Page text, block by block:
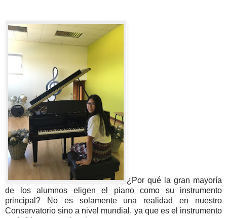
¿Por qué la gran mayoría
de los alumnos eligen el piano como su instrumento
principal? No es solamente una realidad en nuestro
Conservatorio sino a nivel mundial, ya que es el instrumento